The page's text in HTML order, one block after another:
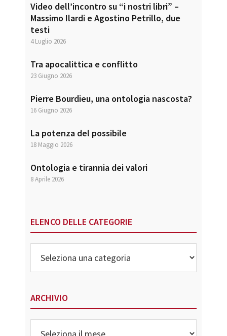
Video dell’incontro su “i nostri libri” –
Massimo Ilardi e Agostino Petrillo, due
testi
4 Luglio 2026
Tra apocalittica e conflitto
23 Giugno 2026
Pierre Bourdieu, una ontologia nascosta?
16 Giugno 2026
La potenza del possibile
18 Maggio 2026
Ontologia e tirannia dei valori
8 Aprile 2026
ELENCO DELLE CATEGORIE
delle
Categorie
ARCHIVIO